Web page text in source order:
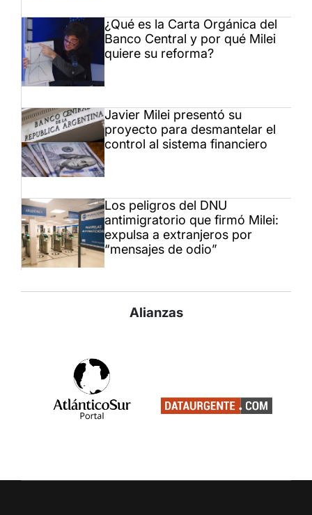
¿Qué es la Carta Orgánica del
Banco Central y por qué Milei
quiere su reforma?
Javier Milei presentó su
proyecto para desmantelar el
control al sistema financiero
Los peligros del DNU
antimigratorio que firmó Milei:
expulsa a extranjeros por
“mensajes de odio”
Alianzas